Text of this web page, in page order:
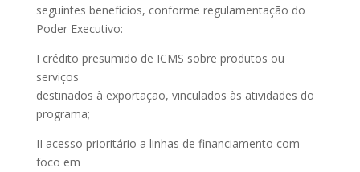
seguintes benefícios, conforme regulamentação do
Poder Executivo:
I crédito presumido de ICMS sobre produtos ou
serviços
destinados à exportação, vinculados às atividades do
programa;
II acesso prioritário a linhas de financiamento com
foco em